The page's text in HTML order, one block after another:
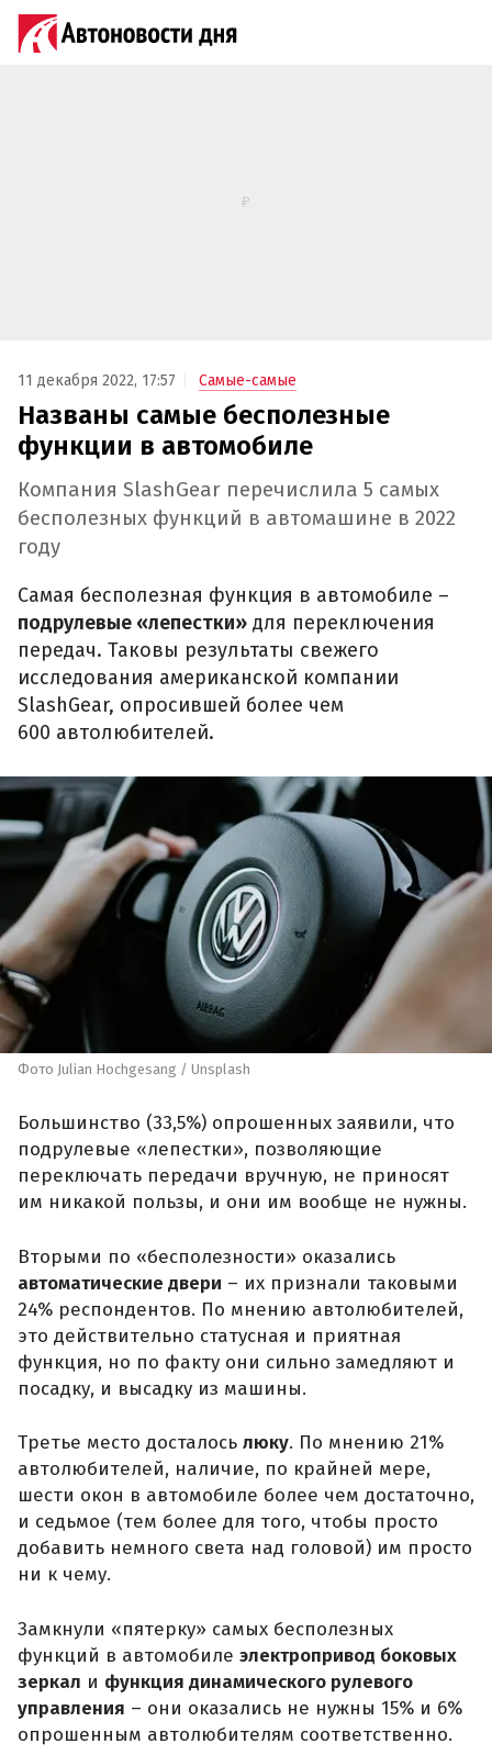
11 декабря 2022, 17:57 Самые-самые
Названы самые бесполезные
функции в автомобиле
Компания SlashGear перечислила 5 самых
бесполезных функций в автомашине в 2022
году
Самая бесполезная функция в автомобиле –
подрулевые «лепестки» для переключения
передач. Таковы результаты свежего
исследования американской компании
SlashGear, опросившей более чем
600 автолюбителей.
Фото Julian Hochgesang / Unsplash
Большинство (33,5%) опрошенных заявили, что
подрулевые «лепестки», позволяющие
переключать передачи вручную, не приносят
им никакой пользы, и они им вообще не нужны.
Вторыми по «бесполезности» оказались
автоматические двери – их признали таковыми
24% респондентов. По мнению автолюбителей,
это действительно статусная и приятная
функция, но по факту они сильно замедляют и
посадку, и высадку из машины.
Третье место досталось люку. По мнению 21%
автолюбителей, наличие, по крайней мере,
шести окон в автомобиле более чем достаточно,
и седьмое (тем более для того, чтобы просто
добавить немного света над головой) им просто
ни к чему.
Замкнули «пятерку» самых бесполезных
функций в автомобиле электропривод боковых
зеркал и функция динамического рулевого
управления – они оказались не нужны 15% и 6%
опрошенным автолюбителям соответственно.